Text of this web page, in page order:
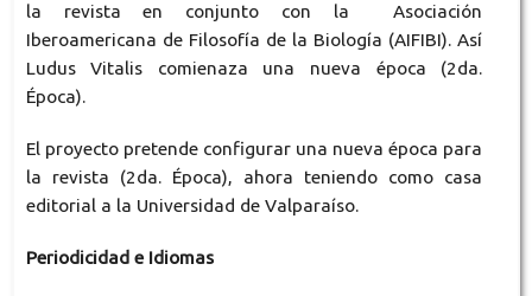
la revista en conjunto con la Asociación
Iberoamericana de Filosofía de la Biología (AIFIBI). Así
Ludus Vitalis comienaza una nueva época (2da.
Época).
El proyecto pretende configurar una nueva época para
la revista (2da. Época), ahora teniendo como casa
editorial a la Universidad de Valparaíso.
Periodicidad e Idiomas